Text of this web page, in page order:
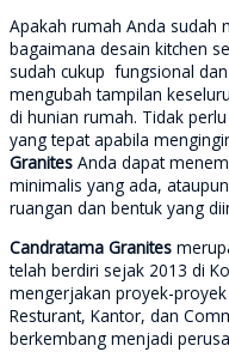
Apakah rumah Anda sudah
bagaimana desain kitchen
sudah cukup fungsional
mengubah tampilan
di hunian rumah. Tidak
yang tepat apabila
Granites Anda dapat
minimalis yang ada,
ruangan dan bentuk yang
Candratama Granites
telah berdiri sejak 2013 di
mengerjakan proyek-
Resturant, Kantor, dan
berkembang menjadi